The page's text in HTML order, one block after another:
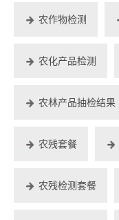
农作物检测
农化产品检测
农林产品抽检结果
农残套餐
农残检测套餐